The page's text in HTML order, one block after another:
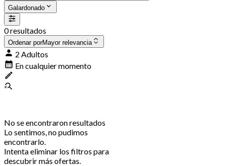
Galardonado
0 resultados
Ordenar porMayor relevancia
2 Adultos
En cualquier momento
No se encontraron resultados
Lo sentimos, no pudimos
encontrarlo.
Intenta eliminar los filtros para
descubrir más ofertas.